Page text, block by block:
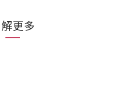
更多